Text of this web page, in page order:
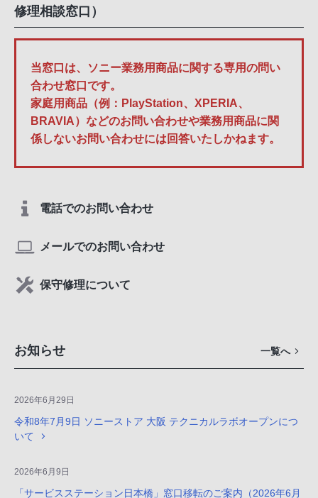
修理相談窓口）
当窓口は、ソニー業務用商品に関する専用の問い
合わせ窓口です。
家庭用商品（例：PlayStation、XPERIA、
BRAVIA）などのお問い合わせや業務用商品に関
係しないお問い合わせには回答いたしかねます。
電話でのお問い合わせ
メールでのお問い合わせ
保守修理について
お知らせ 一覧へ
2026年6月29日
令和8年7月9日 ソニーストア 大阪 テクニカルラボオープンにつ
いて
2026年6月9日
「サービスステーション日本橋」窓口移転のご案内（2026年6月